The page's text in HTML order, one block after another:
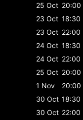
25 Oct 20:00
23 Oct 18:30
23 Oct 22:00
24 Oct 18:30
24 Oct 22:00
25 Oct 20:00
1 Nov
20:00
30 Oct 18:30
30 Oct 22:00